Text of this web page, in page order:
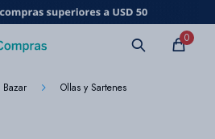
0
Bazar Ollas y Sartenes
MI CUENTA